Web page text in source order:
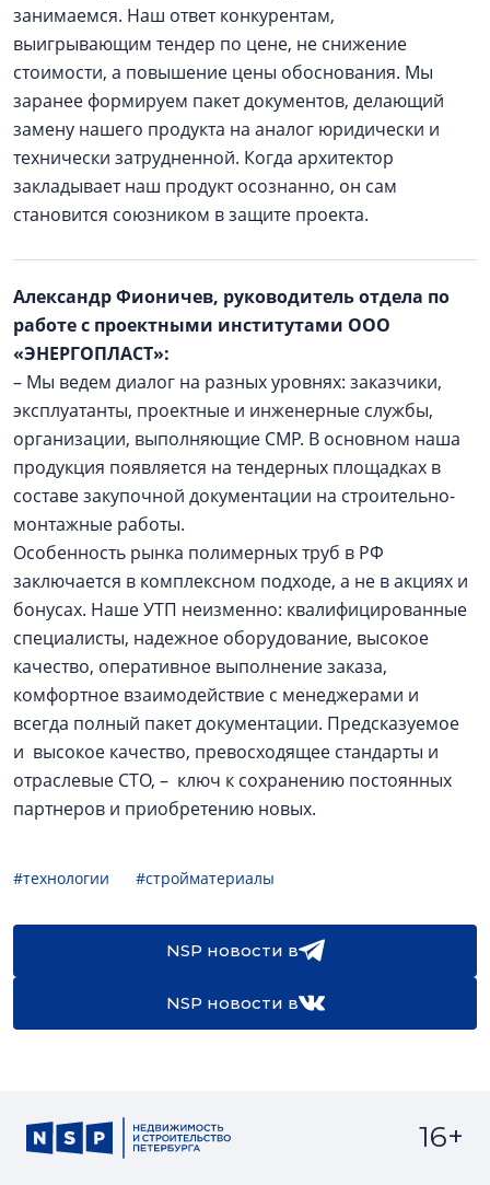
занимаемся. Наш ответ конкурентам,
выигрывающим тендер по цене, не снижение
стоимости, а повышение цены обоснования. Мы
заранее формируем пакет документов, делающий
замену нашего продукта на аналог юридически и
технически затрудненной. Когда архитектор
закладывает наш продукт осознанно, он сам
становится союзником в защите проекта.
Александр Фионичев, руководитель отдела по
работе с проектными институтами ООО
«ЭНЕРГОПЛАСТ»:
– Мы ведем диалог на разных уровнях: заказчики,
эксплуатанты, проектные и инженерные службы,
организации, выполняющие СМР. В основном наша
продукция появляется на тендерных площадках в
составе закупочной документации на строительно-
монтажные работы.
Особенность рынка полимерных труб в РФ
заключается в комплексном подходе, а не в акциях и
бонусах. Наше УТП неизменно: квалифицированные
специалисты, надежное оборудование, высокое
качество, оперативное выполнение заказа,
комфортное взаимодействие с менеджерами и
всегда полный пакет документации. Предсказуемое
и высокое качество, превосходящее стандарты и
отраслевые СТО, – ключ к сохранению постоянных
партнеров и приобретению новых.
#технологии #стройматериалы
NSP новости в
NSP новости в
16+